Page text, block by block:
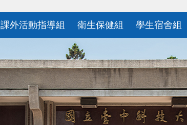
課外活動指導組 衛生保健組 學生宿舍組